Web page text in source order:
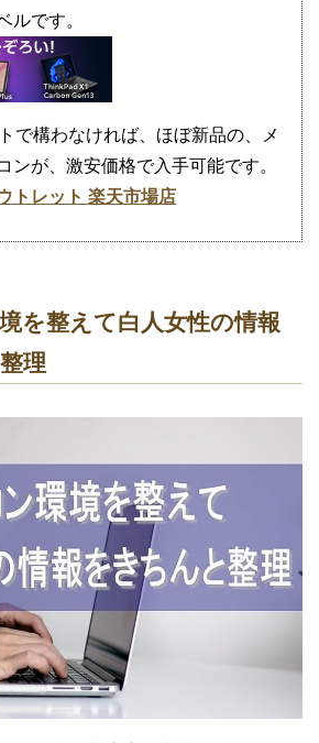
ルです。
で構わなければ、ほぼ新品の、メ
ンが、激安価格で入手可能です。
トレット 楽天市場店
を整えて白人女性の情報
理